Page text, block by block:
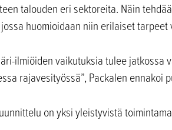
talouden eri sektoreita. Näin
huomioidaan niin erilaiset
ilmiöiden vaikutuksia tulee
rajavesityössä”, Packalen ennakoi
on yksi yleistyvistä